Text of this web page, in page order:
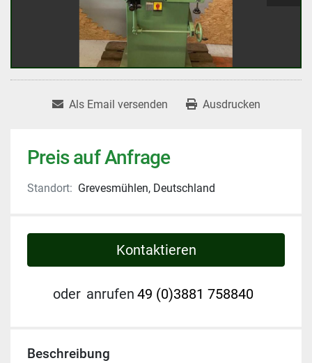
Als Email versenden Ausdrucken
Preis auf Anfrage
Standort: Grevesmühlen, Deutschland
Kontaktieren
oder anrufen 49 (0)3881 758840
Beschreibung